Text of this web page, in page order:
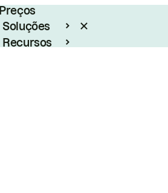
Preços
Soluções
Recursos